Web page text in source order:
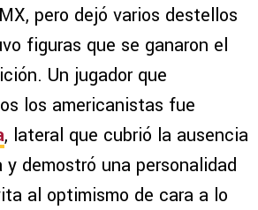
pero dejó varios destellos
figuras que se ganaron el
Un jugador que
los americanistas fue
, lateral que cubrió la ausencia
y demostró una personalidad
al optimismo de cara a lo